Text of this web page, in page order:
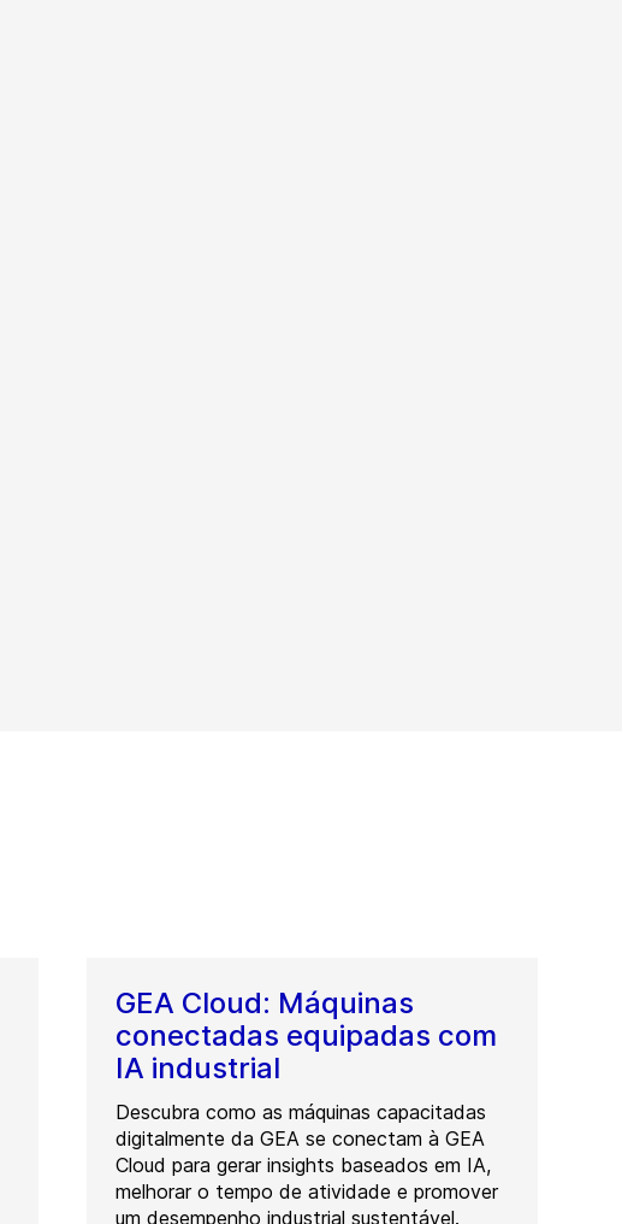
GEA Cloud: Máquinas
conectadas equipadas com
IA industrial
Descubra como as máquinas capacitadas
digitalmente da GEA se conectam à GEA
Cloud para gerar insights baseados em IA,
melhorar o tempo de atividade e promover
um desempenho industrial sustentável.